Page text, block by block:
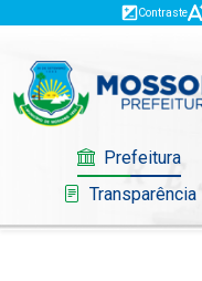
Contraste
Prefeitura
Transparência